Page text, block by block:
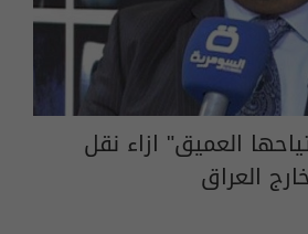
العميق" ازاء نقل
العراق